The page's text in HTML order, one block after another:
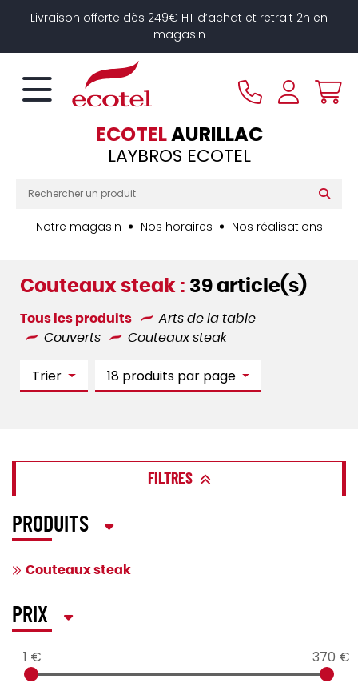
Livraison offerte dès 249€ HT d’achat et retrait 2h en
magasin
ECOTELAURILLAC
LAYBROS ECOTEL
Notre magasin Nos horaires Nos réalisations
Couteaux steak : 39 article(s)
Tous les produits
Arts de la table
Couverts
Couteaux steak
Trier 18 produits par page
FILTRES
PRODUITS
Couteaux steak
PRIX
1 € 370 €
Panneau de gestion des cookies